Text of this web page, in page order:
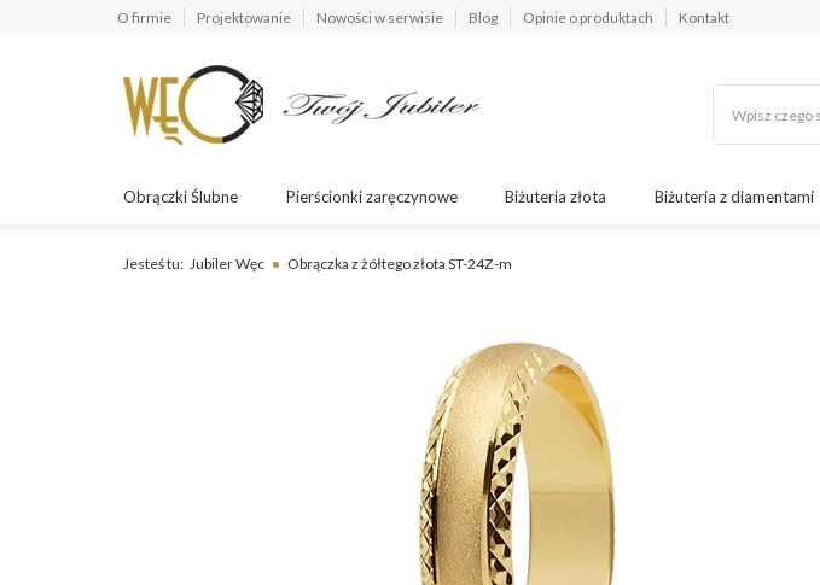
O firmie Projektowanie Nowości w serwisie Blog Opinie o produktach Kontakt
Obrączki Ślubne Pierścionki zaręczynowe Biżuteria złota Biżuteria z diamentami
Jesteś tu: Jubiler Węc Obrączka z żółtego złota ST-24Z-m